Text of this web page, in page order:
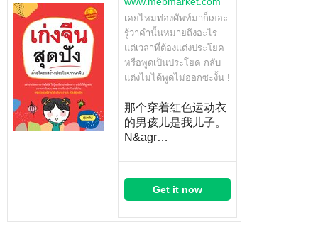
เคยไหมท่องศัพท์มาก็เยอะ
รู้ว่าคำนั้นหมายถึงอะไร
แต่เวลาที่ต้องแต่งประโยค
หรือพูดเป็นประโยค กลับ
แต่งไม่ได้พูดไม่ออกซะงั้น !
那个穿着红色运动衣
的男孩儿是我儿子。
N&agr…
Get it now